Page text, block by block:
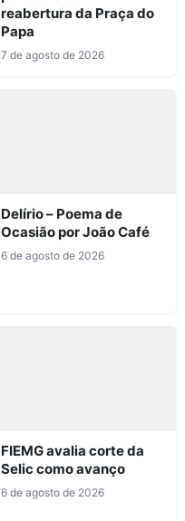
reabertura da Praça do
Papa
7 de agosto de 2026
Delírio – Poema de
Ocasião por João Café
6 de agosto de 2026
FIEMG avalia corte da
Selic como avanço
6 de agosto de 2026